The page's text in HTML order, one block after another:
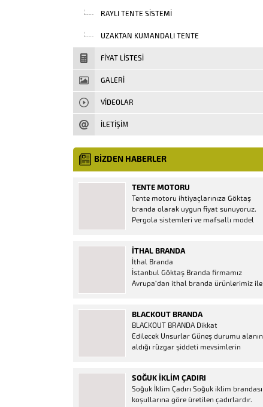
RAYLI TENTE SISTEMI
UZAKTAN KUMANDALI TENTE
FIYAT LISTESI
GALERİ
VIDEOLAR
İLETİŞİM
BİZDEN HABERLER
TENTE MOTORU
Tente motoru ihtiyaçlarınıza Göktaş
branda olarak uygun fiyat sunuyoruz.
Pergola sistemleri ve mafsallı model
mevcuttur. Kumanda ve diğer aparatlar
firmamızda mevcuttur.
İTHAL BRANDA
İthal Branda
İstanbul Göktaş Branda firmamız
Avrupa’dan ithal branda ürünlerimiz ile
Ürün Al dükkanı ürünleri peşin fiyatına
bol taksitle Göktaş Branda Çeşitleri
Adresinde, 1.kalite ithal ürün ne demek
Brandacı sektöründe faaliyet gösteren,
BLACKOUT BRANDA
BLACKOUT BRANDA Dikkat
Edilecek Unsurlar Güneş durumu alanın
aldığı rüzgar şiddeti mevsimlerin
düşünmeniz gereken bir kaç faktörden
biridir. Türkiye’nin lider Branda markası
Göktaş Branda, Hazine ve Maliye Bakanı
SOĞUK İKLIM ÇADIRI
Soğuk İklim Çadırı Soğuk iklim brandası
koşullarına göre üretilen çadırlardır.